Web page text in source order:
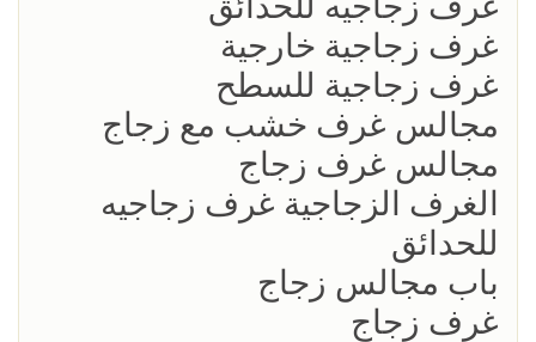
غرف زجاجية خارجية
غرف زجاجية للسطح
مجالس غرف خشب مع زجاج
مجالس غرف زجاج
الغرف الزجاجية غرف زجاجيه
للحدائق
باب مجالس زجاج
غرف زجاج